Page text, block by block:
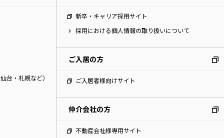
台・札幌など）
新卒・キャリア採用サイト
採用における個人情報の取り扱いについて
ご入居の方
ご入居者様向けサイト
仲介会社の方
不動産会社様専用サイト